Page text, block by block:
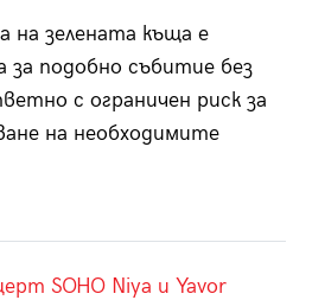
нa зелената къща е
за подобно събитие без
с ограничен риск за
на необходимите
SOHO Niya и Yavor